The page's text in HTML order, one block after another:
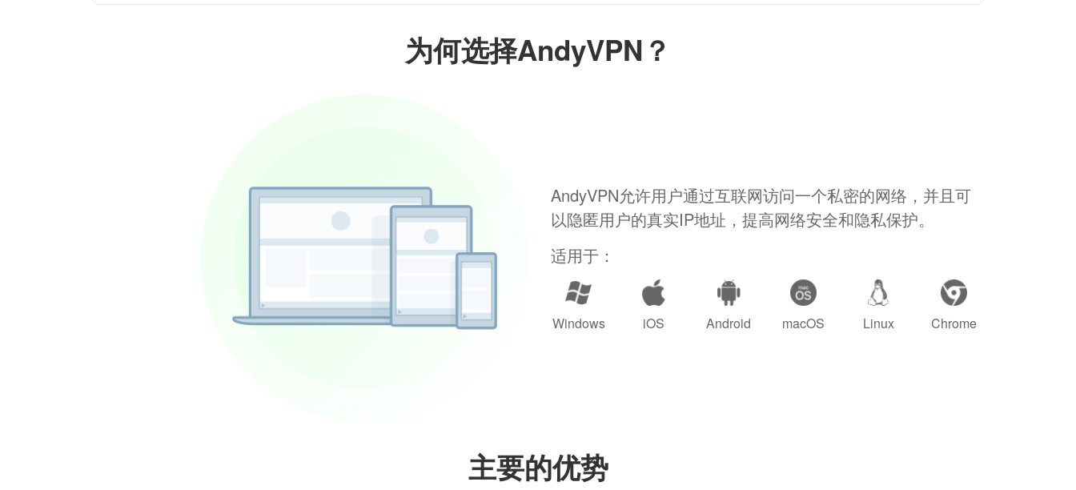
为何选择AndyVPN？
AndyVPN允许用户通过互联网访问一个私密的网络，并且可
以隐匿用户的真实IP地址，提高网络安全和隐私保护。
适用于：
Windows iOS Android macOS Linux Chrome
主要的优势